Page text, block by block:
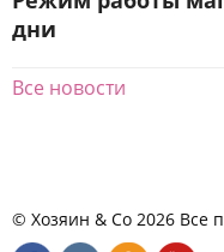
дни
Все новости
© Хозяин & Co 2026 Все